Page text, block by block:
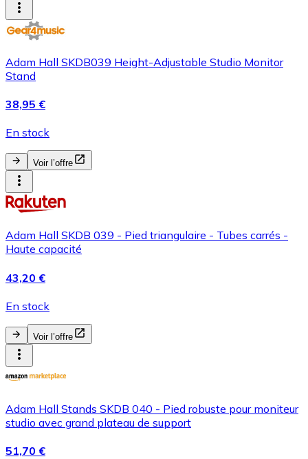
Adam Hall SKDB039 Height-Adjustable Studio Monitor
Stand
38,95 €
En stock
Voir l’offre
Adam Hall SKDB 039 - Pied triangulaire - Tubes carrés -
Haute capacité
43,20 €
En stock
Voir l’offre
Adam Hall Stands SKDB 040 - Pied robuste pour moniteur
studio avec grand plateau de support
51,70 €